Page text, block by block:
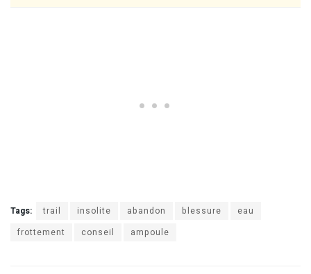
Tags: trail insolite abandon blessure
eau
frottement
conseil ampoule